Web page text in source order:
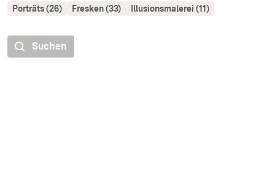
Porträts (26) Fresken (33) Illusionsmalerei (11)
Suchen